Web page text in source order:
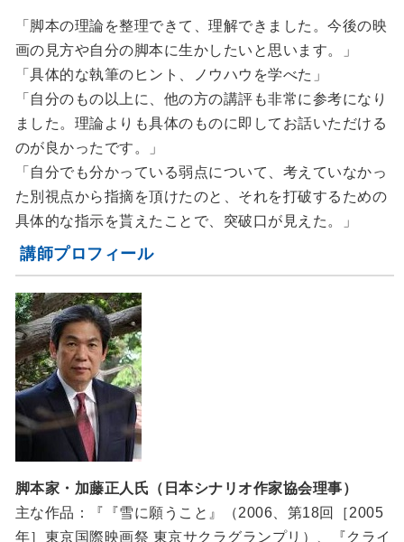
「脚本の理論を整理できて、理解できました。今後の映
画の見方や自分の脚本に生かしたいと思います。」
「具体的な執筆のヒント、ノウハウを学べた」
「自分のもの以上に、他の方の講評も非常に参考になり
ました。理論よりも具体のものに即してお話いただける
のが良かったです。」
「自分でも分かっている弱点について、考えていなかっ
た別視点から指摘を頂けたのと、それを打破するための
具体的な指示を貰えたことで、突破口が見えた。」
講師プロフィール
脚本家・加藤正人氏（日本シナリオ作家協会理事）
主な作品：『『雪に願うこと』（2006、第18回［2005
年］東京国際映画祭 東京サクラグランプリ）、『クライ